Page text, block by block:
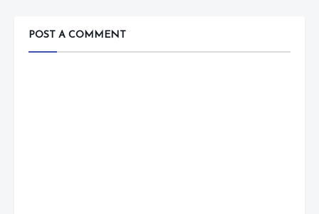
POST A COMMENT